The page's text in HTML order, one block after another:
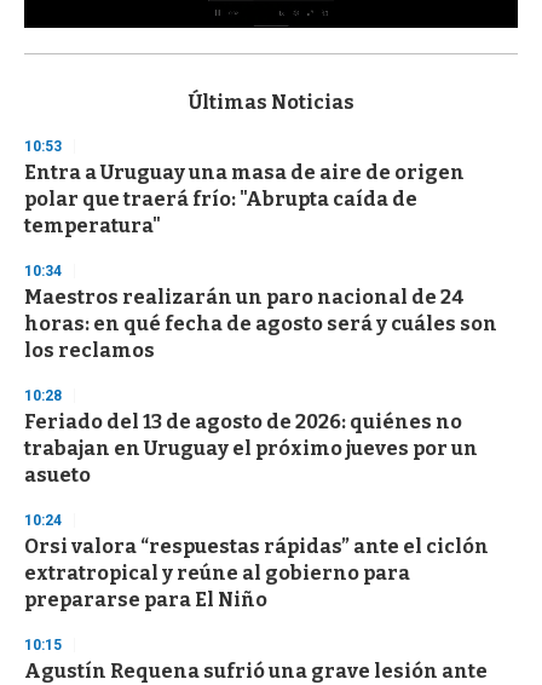
s
d
s
o
f
3
s
e
c
o
n
Últimas Noticias
10:53
Entra a Uruguay una masa de aire de origen
polar que traerá frío: "Abrupta caída de
temperatura"
10:34
Maestros realizarán un paro nacional de 24
horas: en qué fecha de agosto será y cuáles son
los reclamos
10:28
Feriado del 13 de agosto de 2026: quiénes no
trabajan en Uruguay el próximo jueves por un
asueto
10:24
Orsi valora “respuestas rápidas” ante el ciclón
extratropical y reúne al gobierno para
prepararse para El Niño
10:15
Agustín Requena sufrió una grave lesión ante